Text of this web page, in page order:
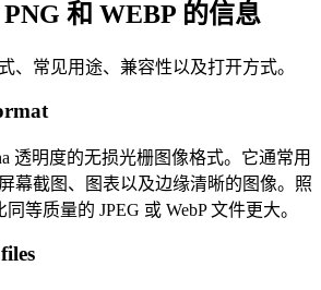
和 WEBP 的信息
、常见用途、兼容性以及打开方式。
透明度的无损光栅图像格式。它通常用
幕截图、图表以及边缘清晰的图像。照
等质量的 JPEG 或 WebP 文件更大。